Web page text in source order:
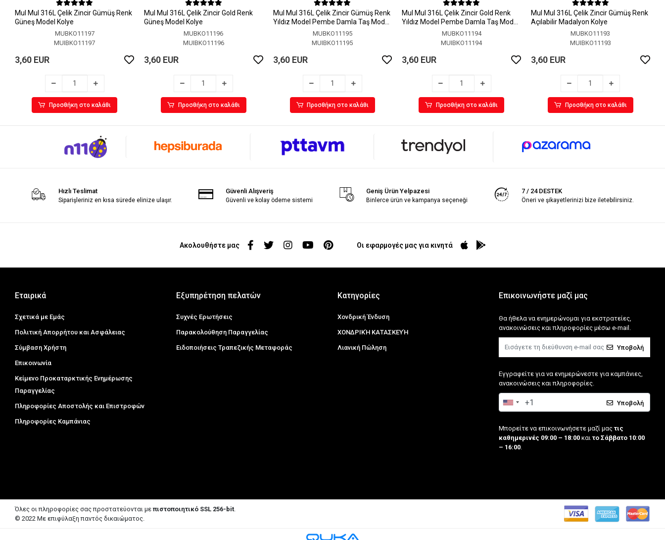
MuI MuI 316L Çelik Zincir Gümüş Renk
Güneş Model Kolye
MUBKO11197
MUIBKO11197
3,60 EUR
Προσθήκη στο καλάθι
MuI MuI 316L Çelik Zincir Gold Renk
Güneş Model Kolye
MUBKO11196
MUIBKO11196
3,60 EUR
Προσθήκη στο καλάθι
MuI MuI 316L Çelik Zincir Gümüş Renk
Yıldız Model Pembe Damla Taş Model
MUBKO11195
MUIBKO11195
3,60 EUR
Προσθήκη στο καλάθι
MuI MuI 316L Çelik Zincir Gold Renk
Yıldız Model Pembe Damla Taş Model
MUBKO11194
MUIBKO11194
3,60 EUR
Προσθήκη στο καλάθι
MuI MuI 316L Çelik Zincir Gümüş Renk
Açılabilir Madalyon Kolye
MUBKO11193
MUIBKO11193
3,60 EUR
Προσθήκη στο καλάθι
Hızlı Teslimat
Siparişleriniz en kısa sürede elinize ulaşır.
Güvenli Alışveriş
Güvenli ve kolay ödeme sistemi
Geniş Ürün Yelpazesi
Binlerce ürün ve kampanya seçeneği
7 / 24 DESTEK
Öneri ve şikayetlerinizi bize iletebilirsiniz.
Ακολουθήστε μας Οι εφαρμογές μας για κινητά
Εταιρικά
Σχετικά με Εμάς
Πολιτική Απορρήτου και Ασφάλειας
Σύμβαση Χρήστη
Επικοινωνία
Κείμενο Προκαταρκτικής Ενημέρωσης
Παραγγελίας
Πληροφορίες Αποστολής και Επιστροφών
Πληροφορίες Καμπάνιας
Εξυπηρέτηση πελατών
Συχνές Ερωτήσεις
Παρακολούθηση Παραγγελίας
Ειδοποιήσεις Τραπεζικής Μεταφοράς
Κατηγορίες
Χονδρική Ένδυση
ΧΟΝΔΡΙΚΉ ΚΑΤΑΣΚΕΥΉ
Λιανική Πώληση
Επικοινωνήστε μαζί μας
Θα ήθελα να ενημερώνομαι για εκστρατείες,
ανακοινώσεις και πληροφορίες μέσω e-mail.
Υποβολή
Εγγραφείτε για να ενημερώνεστε για καμπάνιες,
ανακοινώσεις και πληροφορίες.
Υποβολή
Μπορείτε να επικοινωνήσετε μαζί μαςτις
καθημερινές 09:00 – 18:00καιτο Σάββατο 10:00
– 16:00.
Όλες οι πληροφορίες σας προστατεύονται μεπιστοποιητικό SSL 256-bit.
© 2022 Με επιφύλαξη παντός δικαιώματος.